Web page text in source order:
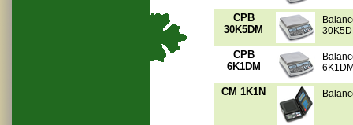
CPB
30K5DM
CPB
6K1DM
CM 1K1N